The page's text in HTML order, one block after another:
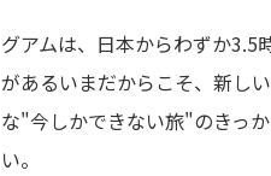
グアムは、日本からわずか3.5
があるいまだからこそ、新し
な"今しかできない旅"のきっ
い。